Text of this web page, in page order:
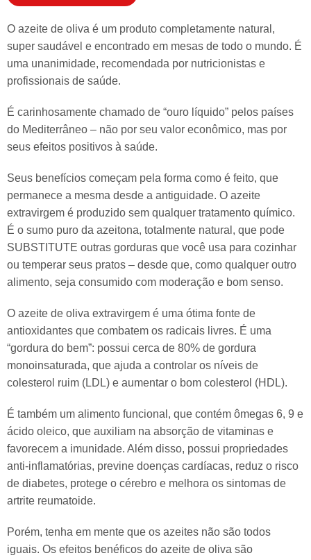
O azeite de oliva é um produto completamente natural,
super saudável e encontrado em mesas de todo o mundo. É
uma unanimidade, recomendada por nutricionistas e
profissionais de saúde.
É carinhosamente chamado de “ouro líquido” pelos países
do Mediterrâneo – não por seu valor econômico, mas por
seus efeitos positivos à saúde.
Seus benefícios começam pela forma como é feito, que
permanece a mesma desde a antiguidade. O azeite
extravirgem é produzido sem qualquer tratamento químico.
É o sumo puro da azeitona, totalmente natural, que pode
SUBSTITUTE outras gorduras que você usa para cozinhar
ou temperar seus pratos – desde que, como qualquer outro
alimento, seja consumido com moderação e bom senso.
O azeite de oliva extravirgem é uma ótima fonte de
antioxidantes que combatem os radicais livres. É uma
“gordura do bem”: possui cerca de 80% de gordura
monoinsaturada, que ajuda a controlar os níveis de
colesterol ruim (LDL) e aumentar o bom colesterol (HDL).
É também um alimento funcional, que contém ômegas 6, 9 e
ácido oleico, que auxiliam na absorção de vitaminas e
favorecem a imunidade. Além disso, possui propriedades
anti-inflamatórias, previne doenças cardíacas, reduz o risco
de diabetes, protege o cérebro e melhora os sintomas de
artrite reumatoide.
Porém, tenha em mente que os azeites não são todos
iguais. Os efeitos benéficos do azeite de oliva são